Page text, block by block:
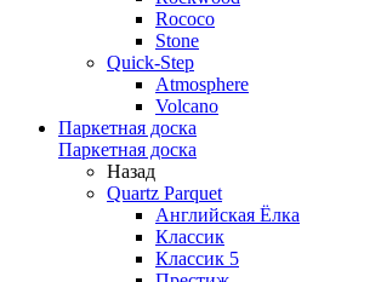
Rococo
Stone
Quick-Step
Atmosphere
Volcano
Паркетная доска
Паркетная доска
Назад
Quartz Parquet
Английская Ёлка
Классик
Классик 5